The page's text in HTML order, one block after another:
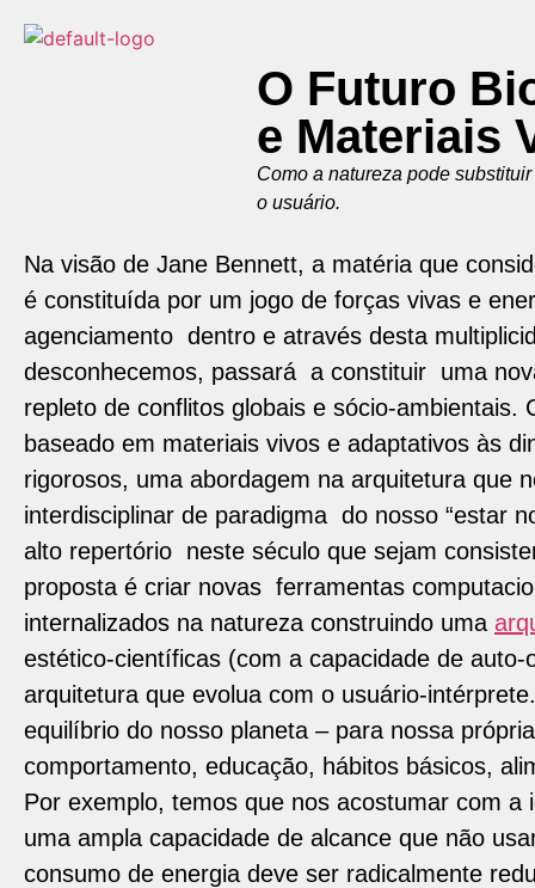
O Futuro
e Materiais
Como a natureza pode
o usuário.
Na visão de Jane Bennett, a matéria que
é constituída por um jogo de forças vivas e
agenciamento dentro e através desta
desconhecemos, passará a constituir uma
repleto de conflitos globais e sócio-
baseado em materiais vivos e adaptativos às
rigorosos, uma abordagem na arquitetura que
interdisciplinar de paradigma do nosso “estar
alto repertório neste século que sejam
proposta é criar novas ferramentas
internalizados na natureza construindo uma
estético-científicas (com a capacidade de
arquitetura que evolua com o usuário-
equilíbrio do nosso planeta – para nossa
comportamento, educação, hábitos básicos,
Por exemplo, temos que nos acostumar com
uma ampla capacidade de alcance que não
consumo de energia deve ser radicalmente